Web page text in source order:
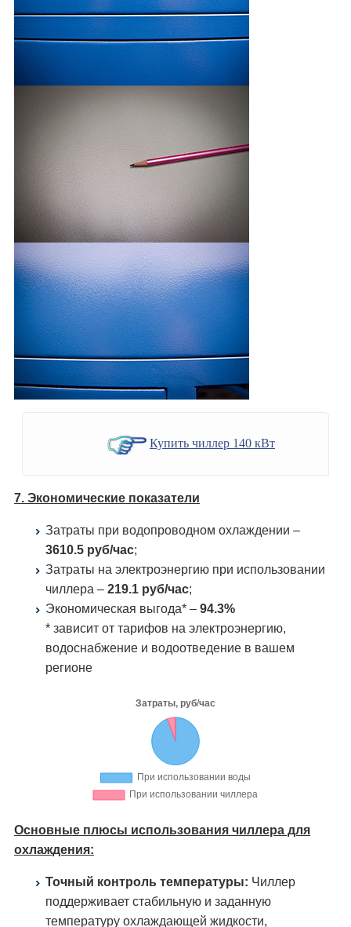
Купить чиллер 140 кВт
7. Экономические показатели
Затраты при водопроводном охлаждении –
3610.5 руб/час;
Затраты на электроэнергию при использовании
чиллера – 219.1 руб/час;
Экономическая выгода* – 94.3%
* зависит от тарифов на электроэнергию,
водоснабжение и водоотведение в вашем
регионе
Основные плюсы использования чиллера для
охлаждения:
Точный контроль температуры: Чиллер
поддерживает стабильную и заданную
температуру охлаждающей жидкости,